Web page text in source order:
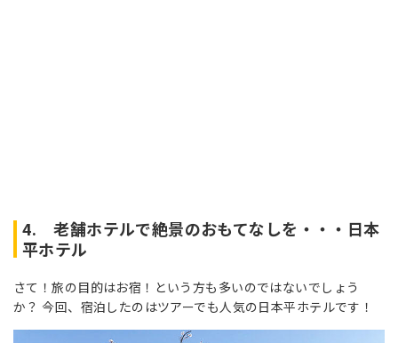
4. 老舗ホテルで絶景のおもてなしを・・・日本
平ホテル
さて！旅の目的はお宿！という方も多いのではないでしょう
か？ 今回、宿泊したのはツアーでも人気の日本平ホテルです！